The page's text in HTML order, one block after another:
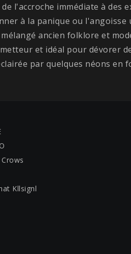
l'accroche immédiate à des
à la panique ou l'angoisse
ancien folklore et
et idéal pour dévorer
par quelques néons en
Kllsignl